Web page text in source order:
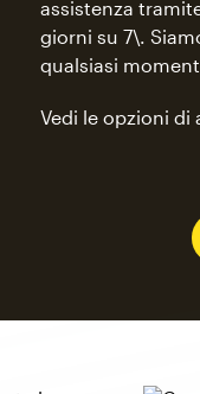
assistenza
giorni su 7\.
qualsiasi
Vedi le opzioni di